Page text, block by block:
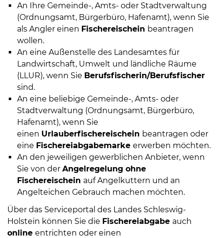
An Ihre Gemeinde-, Amts- oder Stadtverwaltung
(Ordnungsamt, Bürgerbüro, Hafenamt), wenn Sie
als Angler einen Fischereischein beantragen
wollen.
An eine Außenstelle des Landesamtes für
Landwirtschaft, Umwelt und ländliche Räume
(LLUR), wenn Sie Berufsfischerin/Berufsfischer
sind.
An eine beliebige Gemeinde-, Amts- oder
Stadtverwaltung (Ordnungsamt, Bürgerbüro,
Hafenamt), wenn Sie
einen Urlauberfischereischein beantragen oder
eine Fischereiabgabemarke erwerben möchten.
An den jeweiligen gewerblichen Anbieter, wenn
Sie von der Angelregelung ohne
Fischereischein auf Angelkuttern und an
Angelteichen Gebrauch machen möchten.
Über das Serviceportal des Landes Schleswig-
Holstein können Sie die Fischereiabgabe auch
online entrichten oder einen